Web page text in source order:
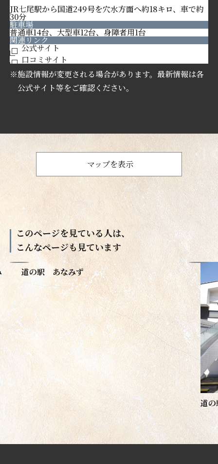
JR七尾駅から国道249号を穴水方面へ約18キロ、車で約
30分
駐車場
普通車14台、大型車12台、身障者用1台
関連リンク
公式サイト
口コミサイト
※施設情報が変更される場合があります。最新情報は各
公式サイト等をご確認ください。
マップを表示
このページを見ている人は、
こんなページも見ています
道の駅 あなみず
道